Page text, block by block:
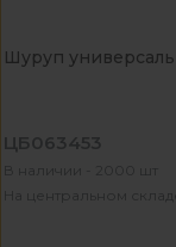
Шуруп
ЦБ063453
В наличии - 2000 шт
На центральном